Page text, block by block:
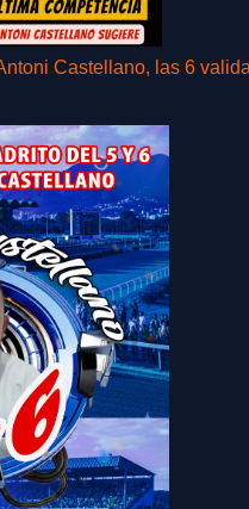
Castellano, las 6